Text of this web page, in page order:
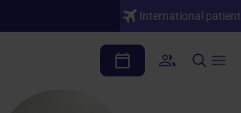
International patient